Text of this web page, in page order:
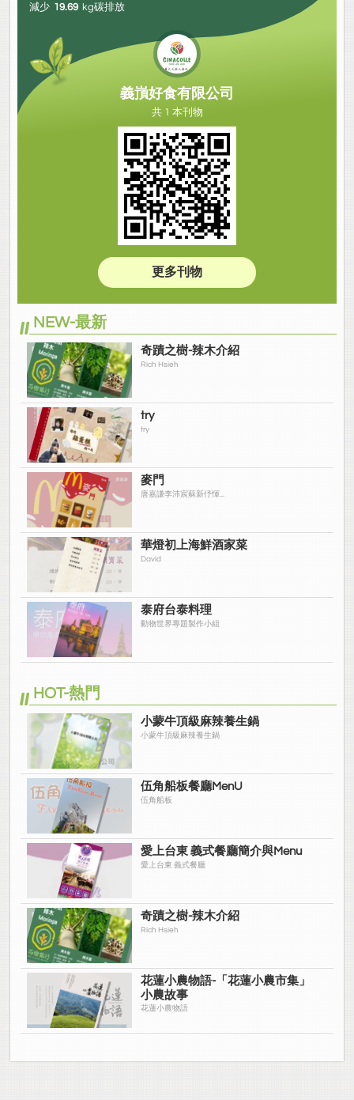
減少 19.69 kg碳排放
義嵿好食有限公司
共 1 本刊物
更多刊物
NEW-最新
奇蹟之樹-辣木介紹
Rich Hsieh
try
try
麥門
唐嘉謙李沛宸蘇新伃惲...
華燈初上海鮮酒家菜
David
泰府台泰料理
動物世界專題製作小組
HOT-熱門
小蒙牛頂級麻辣養生鍋
小蒙牛頂級麻辣養生鍋
伍角船板餐廳MenU
伍角船板
愛上台東 義式餐廳簡介與Menu
愛上台東 義式餐廳
奇蹟之樹-辣木介紹
Rich Hsieh
花蓮小農物語-「花蓮小農市集」
小農故事
花蓮小農物語